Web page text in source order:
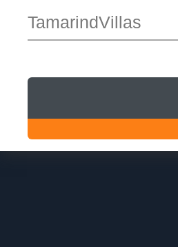
TamarindVillas